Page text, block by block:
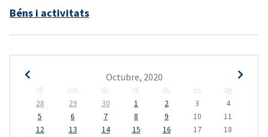
Béns i activitats
Octubre, 2020
dl dm dc dj dv ds
dg
28
29 30 1 2 3
4
5
6 7 8 9 10
11
12
13 14 15 16 17
18